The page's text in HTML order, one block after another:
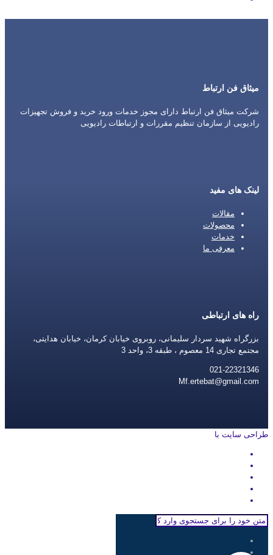
میثاق فن ارتباط
شرکت میثاق فن ارتباط دارای مجوز خدمات ورود خرید و فروش تجهیزات
رادیویی از سازمان تنظیم مقررات و ارتباطات رادیویی
لینک های مفید
مقالات
محصولات
خدمات
معرفی ما
راه های ارتباطی
بزرگراه شهید سردار سلیمانی، روبروی خیابان کرمان، خیابان هدایتی،
مجتمع تجاری 14 معصوم ، طبقه 3، واحد 3
021-22321346
Mf.ertebat@gmail.com
طراحی سایت با